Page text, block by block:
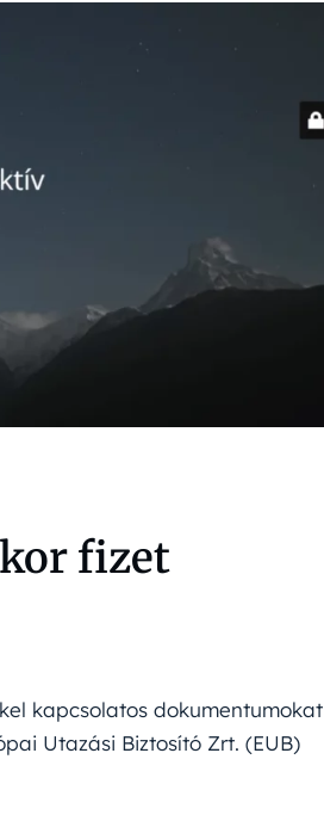
fizet
kapcsolatos dokumentumokat
Utazási Biztosító Zrt. (EUB)